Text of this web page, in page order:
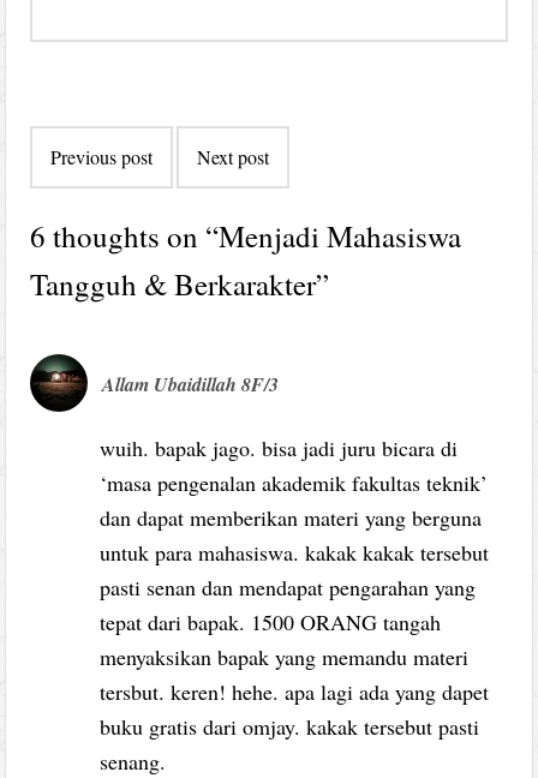
navigation
Previous post Next post
6 thoughts on “Menjadi Mahasiswa
Tangguh & Berkarakter”
Allam Ubaidillah 8F/3
wuih. bapak jago. bisa jadi juru bicara di
‘masa pengenalan akademik fakultas teknik’
dan dapat memberikan materi yang berguna
untuk para mahasiswa. kakak kakak tersebut
pasti senan dan mendapat pengarahan yang
tepat dari bapak. 1500 ORANG tangah
menyaksikan bapak yang memandu materi
tersbut. keren! hehe. apa lagi ada yang dapet
buku gratis dari omjay. kakak tersebut pasti
senang.